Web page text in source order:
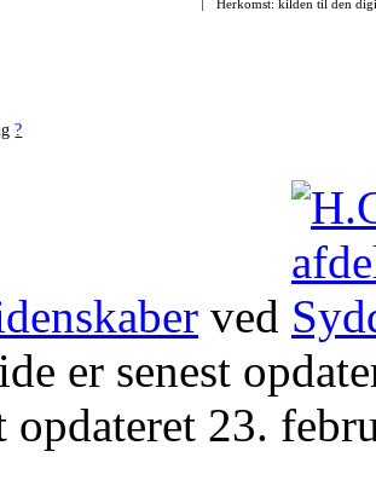
?
Herkomst: kilden til den
ved
er senest
opdateret 23.